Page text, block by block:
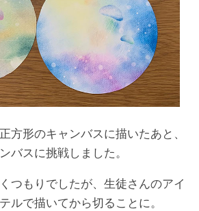
方形のキャンバスに描いたあと、
バスに挑戦しました。
つもりでしたが、生徒さんのアイ
ルで描いてから切ることに。